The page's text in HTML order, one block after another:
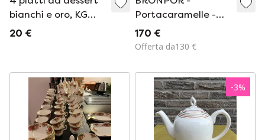
bianchi e oro, KG
Luneville
20 €
Portacaramelle -
Porcellana
smaltata e bronzo
Vintage 1980-1990 -
Fuori produzione
170 €
Offerta da130 €
-3%